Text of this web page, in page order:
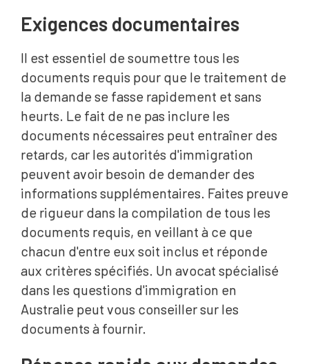
Exigences documentaires
Il est essentiel de soumettre tous les
documents requis pour que le traitement de
la demande se fasse rapidement et sans
heurts. Le fait de ne pas inclure les
documents nécessaires peut entraîner des
retards, car les autorités d'immigration
peuvent avoir besoin de demander des
informations supplémentaires. Faites preuve
de rigueur dans la compilation de tous les
documents requis, en veillant à ce que
chacun d'entre eux soit inclus et réponde
aux critères spécifiés. Un avocat spécialisé
dans les questions d'immigration en
Australie peut vous conseiller sur les
documents à fournir.